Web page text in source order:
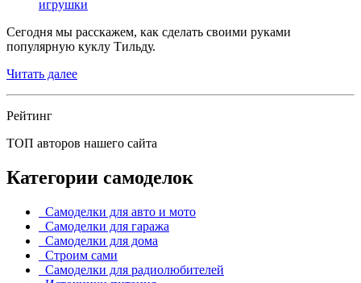
игрушки
Сегодня мы расскажем, как сделать своими руками
популярную куклу Тильду.
Читать далее
Рейтинг
ТОП авторов нашего сайта
Категории самоделок
Самоделки для авто и мото
Самоделки для гаража
Самоделки для дома
Строим сами
Самоделки для радиолюбителей